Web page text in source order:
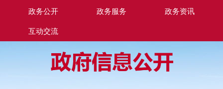
政务公开 政务服务 政务资讯
互动交流